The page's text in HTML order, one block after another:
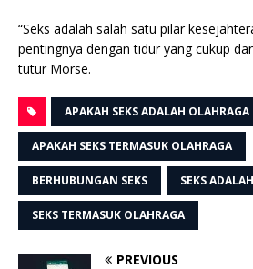
“Seks adalah salah satu pilar
pentingnya dengan tidur yang cukup
tutur Morse.
APAKAH SEKS ADALAH OLAHRAGA
APAKAH SEKS TERMASUK OLAHRAGA
BERHUBUNGAN SEKS SEKS
SEKS TERMASUK OLAHRAGA
PREVIOUS